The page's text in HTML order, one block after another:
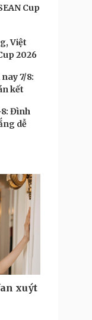
Cup
Việt
2026
7/8:
kết
8: Đình
dễ
xuýt